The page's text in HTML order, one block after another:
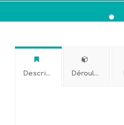
Description Déroulement